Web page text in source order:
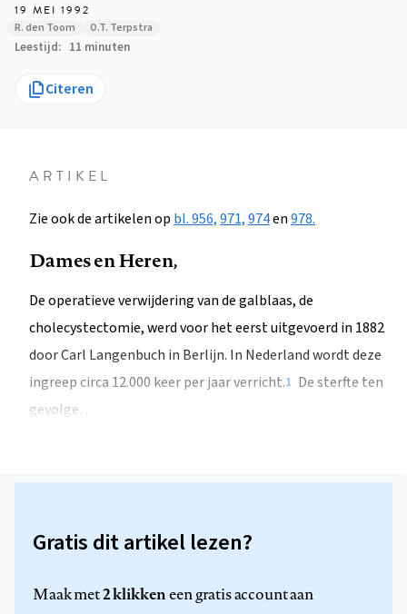
19 MEI 1992
R. den Toom O.T. Terpstra
Leestijd 11 minuten
Citeren
ARTIKEL
Zie ook de artikelen op bl. 956,971,974en978.
Dames en Heren,
De operatieve verwijdering van de galblaas, de
cholecystectomie, werd voor het eerst uitgevoerd in 1882
door Carl Langenbuch in Berlijn. In Nederland wordt deze
ingreep circa 12.000 keer per jaar verricht.1 De sterfte ten
gevolge…
Gratis dit artikel lezen?
Maak met2 klikkeneen gratis account aan